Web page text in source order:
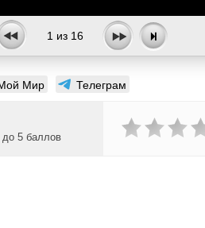
1 из 16
Мир Телеграм
до 5 баллов